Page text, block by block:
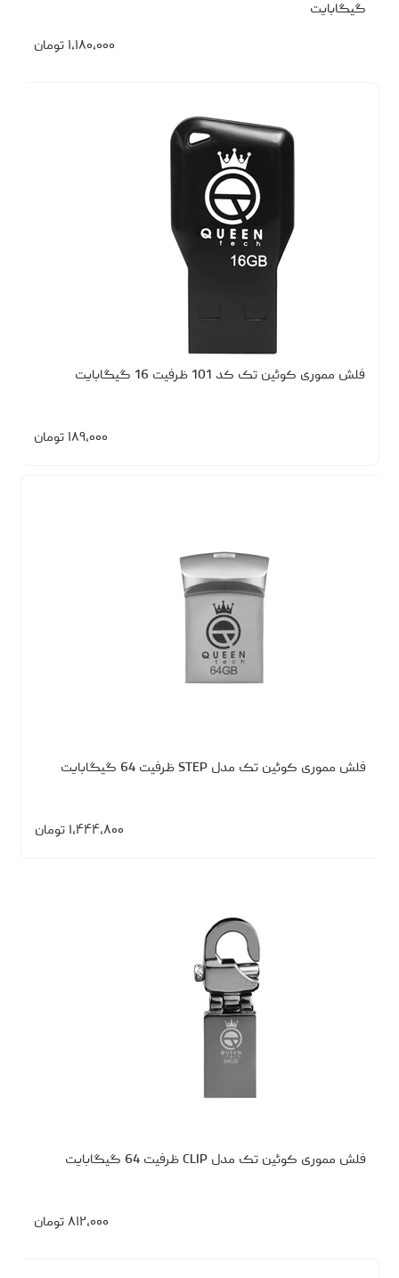
گیگابایت
۱،۱۸۰،۰۰۰ تومان
فلش مموری کوئین تک کد 101 ظرفیت 16 گیگابایت
۱۸۹،۰۰۰ تومان
فلش مموری کوئین تک مدل STEP ظرفیت 64 گیگابایت
۱،۴۴۴،۸۰۰ تومان
فلش مموری کوئین تک مدل CLIP ظرفیت 64 گیگابایت
۸۱۲،۰۰۰ تومان